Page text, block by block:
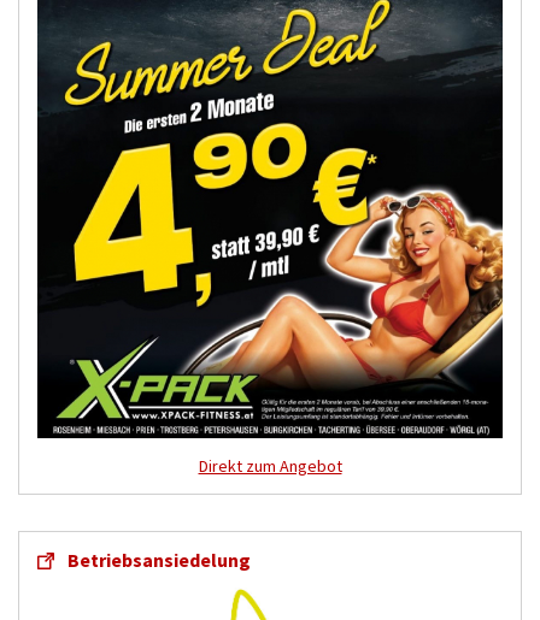
Direkt zum Angebot
Betriebsansiedelung